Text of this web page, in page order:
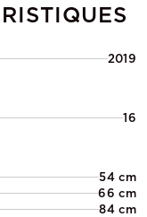
2019
16
54 cm
66 cm
84 cm